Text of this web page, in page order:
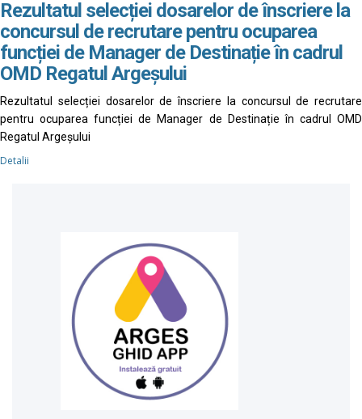
Rezultatul selecției dosarelor de înscriere la
concursul de recrutare pentru ocuparea
funcției de Manager de Destinație în cadrul
OMD Regatul Argeșului
Rezultatul selecției dosarelor de înscriere la concursul de recrutare
pentru ocuparea funcției de Manager de Destinație în cadrul OMD
Regatul Argeșului
Detalii